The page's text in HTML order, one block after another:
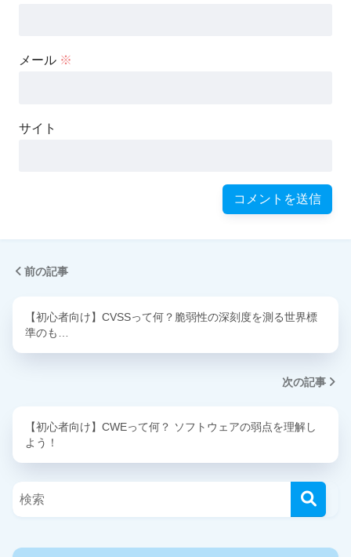
メール ※
サイト
前の記事
【初心者向け】CVSSって何？脆弱性の深刻度を測る世界標
準のも…
次の記事
【初心者向け】CWEって何？ ソフトウェアの弱点を理解し
よう！